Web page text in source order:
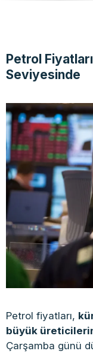
Petrol
Seviyesinde
Petrol fiyatları,
büyük
Çarşamba günü